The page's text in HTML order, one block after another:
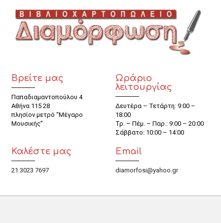
Βρείτε μας
Παπαδιαμαντοπούλου 4
Αθήνα 115 28
πλησίον μετρό “Μέγαρο
Μουσικής”
Ωράριο
λειτουργίας
Δευτέρα – Τετάρτη: 9:00 –
18:00
Τρ. – Πέμ. – Παρ.: 9:00 – 20:00
Σάββατο: 10:00 – 14:00
Καλέστε μας
21 3023 7697
Email
diamorfosi@yahoo.gr